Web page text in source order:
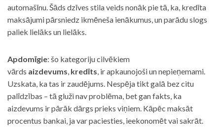
automašīnu. Šāds dzīves stila veids nonāk pie tā, ka, kredīta
maksājumi pārsniedz ikmēneša ienākumus, un parādu slogs
paliek lielāks un lielāks.
Apdomīgie: šo kategoriju cilvēkiem
vārds aizdevums, kredīts, ir apkaunojoši un nepieņemami.
Uzskata, ka tas ir zaudējums. Nespēja tikt galā bez citu
palīdzības – tā gluži nav problēma, bet gan fakts, ka
aizdevums ir pārāk dārgs prieks viņiem. Kāpēc maksāt
procentus bankai, ja var paciesties, ieekonomēt vai sakrāt.